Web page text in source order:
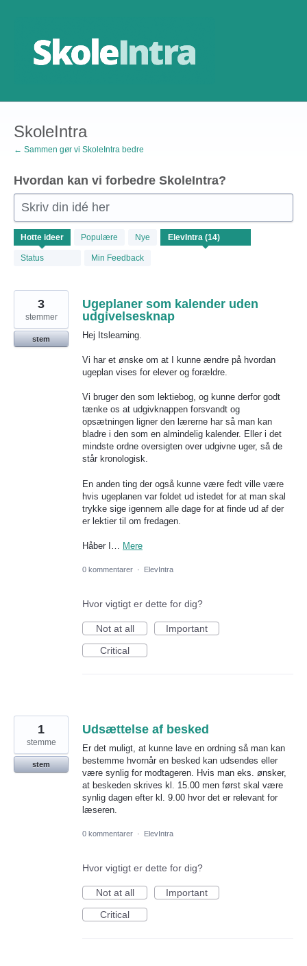
SkoleIntra
← Sammen gør vi SkoleIntra bedre
Hvordan kan vi forbedre SkoleIntra?
Skriv din idé her
Hotte ideer Populære Nye
Status Min Feedback
14
resultater
fundet
Ugeplaner som kalender uden
udgivelsesknap
Hej Itslearning.
Vi har et ønske om at I kunne ændre på hvordan
ugeplan vises for elever og forældre.
Vi bruger den som lektiebog, og kunne derfor godt
tænke os at udgivknappen forsvandt og
opsætningen ligner den lærerne har så man kan
bladre i den som en almindelig kalender. Eller i det
mindste ordne oversigten over udgivne uger, så de
står kronologisk.
En anden ting der også kunne være fedt ville være
hvis ugeplanen var foldet ud istedet for at man skal
trykke sige igennem alle dage for at finde ud af der
er lektier til om fredagen.
Håber I… Mere
3
stemmer
stem
0 kommentarer · ElevIntra
Hvor vigtigt er dette for dig?
Not at all
Important
Critical
Udsættelse af besked
Er det muligt, at kunne lave en ordning så man kan
bestemme hvornår en besked kan udsendes eller
være synlig for modtageren. Hvis man eks. ønsker,
at beskeden skrives kl. 15.00 men først skal være
synlig dagen efter kl. 9.00 hvor det er relevant for
læseren.
1
stemme
stem
0 kommentarer · ElevIntra
Hvor vigtigt er dette for dig?
Not at all
Important
Critical